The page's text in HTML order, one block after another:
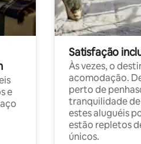
e
Satisfação
Às vezes, o
acomodação.
perto de
tranquilidade
estes aluguéis
estão repletos
únicos.